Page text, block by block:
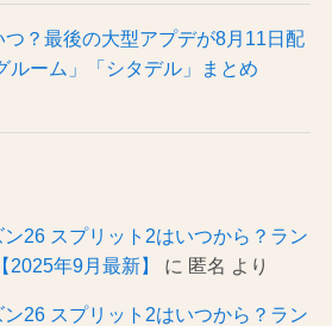
？最後の大型アプデが8月11日配
ルーム」「シタデル」まとめ
26 スプリット2はいつから？ラン
年9月最新】
に 匿名 より
26 スプリット2はいつから？ラン